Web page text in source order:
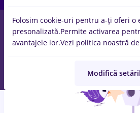
locuri de muncaprotocol pentru
Transport / Distributie
Folosim cookie-uri pentru a-ți oferi o
presonalizată.Permite activarea
avantajele lor.Vezi politica noastră de
Modifică